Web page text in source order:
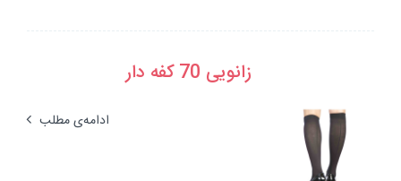
زانویی 70 کفه دار
ادامه‌ی مطلب